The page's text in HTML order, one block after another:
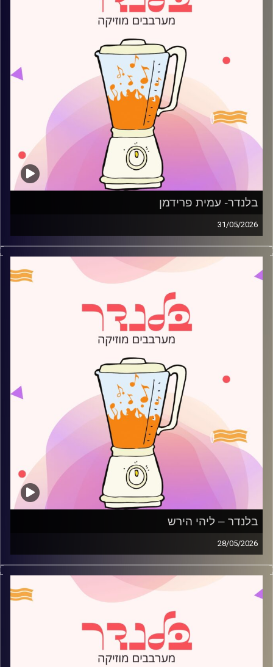
בלנדר- עמית פרידמן
31/05/2026
מוזיקה רגועה לפתוח איתה את הבוקר בהגשת עמית פרידמן
קרדיט תמונות:
AudioVersity
בלנדר – ליהי הירש
28/05/2026
מוזיקה רגועה לפתוח איתה את הבוקר בהגשת ליהי הירש
קרדיט תמונות:
AudioVersity